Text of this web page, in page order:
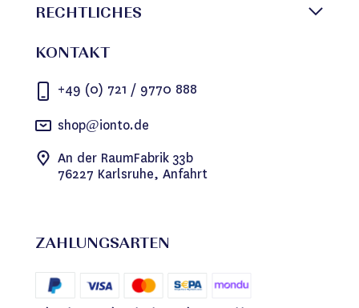
RECHTLICHES
KONTAKT
+49 (0) 721 / 9770 888
shop@ionto.de
An der RaumFabrik 33b
76227 Karlsruhe, Anfahrt
ZAHLUNGSARTEN